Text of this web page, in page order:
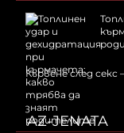
Кървене след
AZ-JENATA